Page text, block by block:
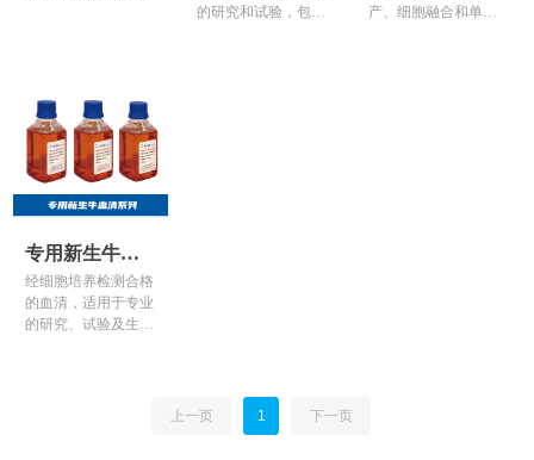
的研究和试验，包括
产、细胞融合和单抗
专用新生牛血
清系列
经细胞培养检测合格
的血清，适用于专业
的研究、试验及生
上一页
1 下一页